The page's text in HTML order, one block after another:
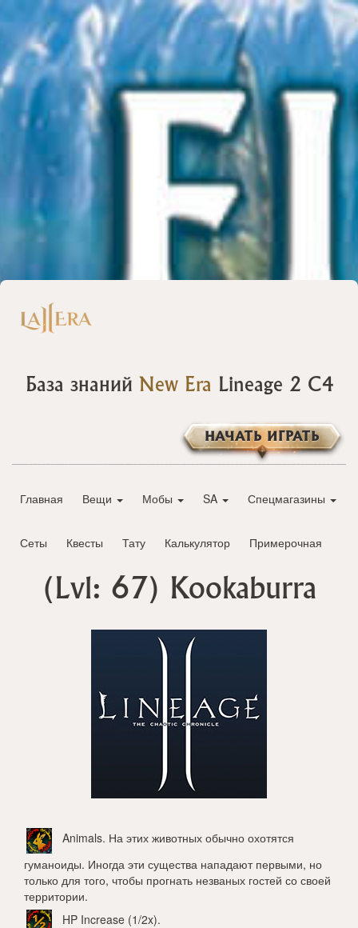
База знаний New Era Lineage 2 C4
НАЧАТЬ ИГРАТЬ
Главная Вещи Мобы SA Спецмагазины
Сеты Квесты Тату Калькулятор Примерочная
(Lvl: 67) Kookaburra
Animals. На этих животных обычно охотятся
гуманоиды. Иногда эти существа нападают первыми, но
только для того, чтобы прогнать незваных гостей со своей
территории.
HP Increase (1/2x).